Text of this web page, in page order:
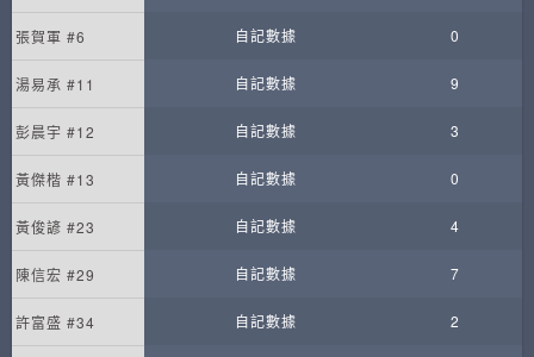
張賀軍 #6 自記數據 0
湯易承 #11 自記數據 9
彭晨宇 #12 自記數據 3
黃傑楷 #13 自記數據 0
黃俊諺 #23 自記數據 4
陳信宏 #29 自記數據 7
許富盛 #34 自記數據 2